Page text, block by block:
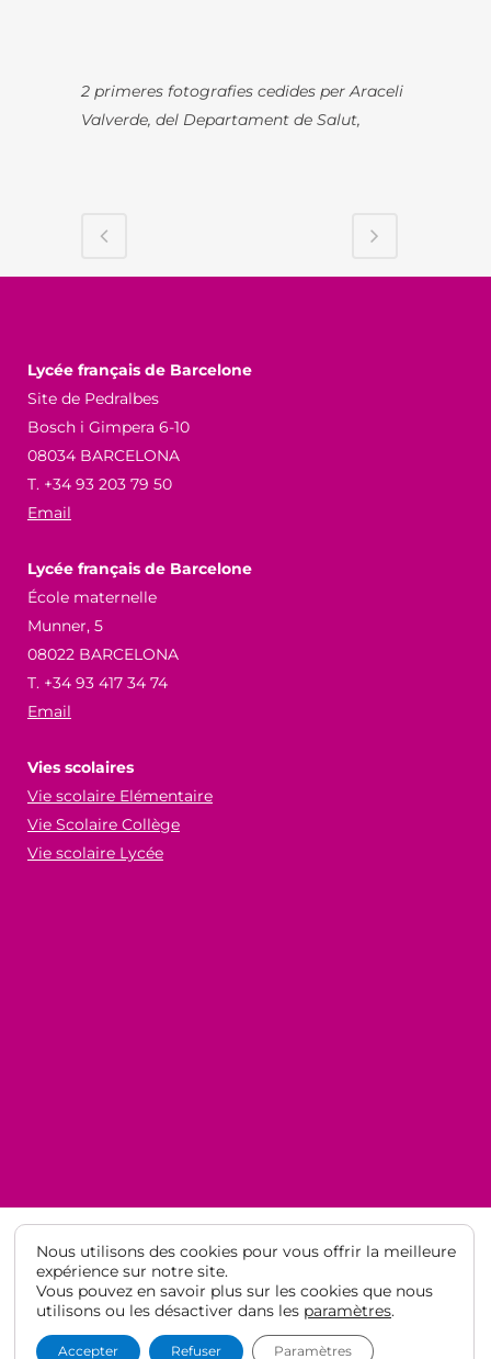
2 primeres fotografies cedides per Araceli
Valverde, del Departament de Salut,
Lycée français de Barcelone
Site de Pedralbes
Bosch i Gimpera 6-10
08034 BARCELONA
T. +34 93 203 79 50
Email
Lycée français de Barcelone
École maternelle
Munner, 5
08022 BARCELONA
T. +34 93 417 34 74
Email
Vies scolaires
Vie scolaire Elémentaire
Vie Scolaire Collège
Vie scolaire Lycée
© Lycée Français de Barcelone 2021· Mentions légales ·
des données
Nous utilisons des cookies pour vous offrir la meilleure
expérience sur notre site.
Vous pouvez en savoir plus sur les cookies que nous
utilisons ou les désactiver dans les paramètres.
Accepter Refuser Paramètres